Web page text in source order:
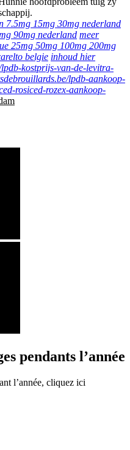
7.5mg 15mg 30mg nederland
90mg nederland meer
25mg 50mg 100mg 200mg
belgie inhoud hier
kostprijs-van-de-levitra-
lpdb-aankoop-
rosiced-rozex-aankoop-
pendants l’année
l’année, cliquez ici